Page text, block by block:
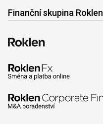
Finanční skupina Roklen